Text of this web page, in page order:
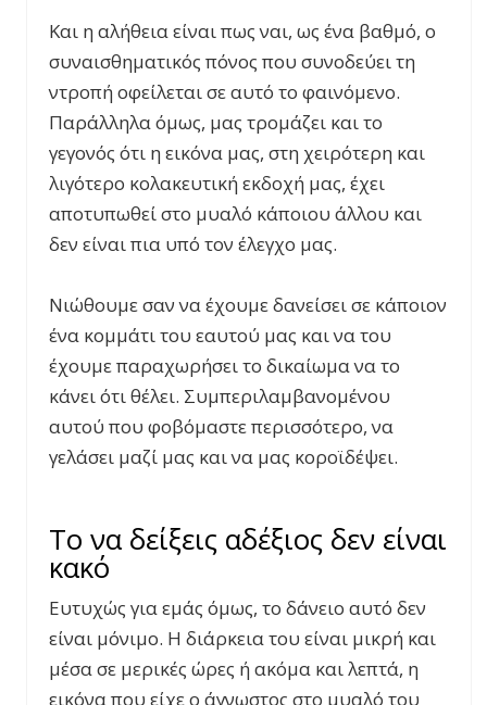
Και η αλήθεια είναι πως ναι, ως ένα βαθμό, ο
συναισθηματικός πόνος που συνοδεύει τη
ντροπή οφείλεται σε αυτό το φαινόμενο.
Παράλληλα όμως, μας τρομάζει και το
γεγονός ότι η εικόνα μας, στη χειρότερη και
λιγότερο κολακευτική εκδοχή μας, έχει
αποτυπωθεί στο μυαλό κάποιου άλλου και
δεν είναι πια υπό τον έλεγχο μας.
Νιώθουμε σαν να έχουμε δανείσει σε κάποιον
ένα κομμάτι του εαυτού μας και να του
έχουμε παραχωρήσει το δικαίωμα να το
κάνει ότι θέλει. Συμπεριλαμβανομένου
αυτού που φοβόμαστε περισσότερο, να
γελάσει μαζί μας και να μας κοροϊδέψει.
Το να δείξεις αδέξιος δεν είναι
κακό
Ευτυχώς για εμάς όμως, το δάνειο αυτό δεν
είναι μόνιμο. Η διάρκεια του είναι μικρή και
μέσα σε μερικές ώρες ή ακόμα και λεπτά, η
εικόνα που είχε ο άγνωστος στο μυαλό του